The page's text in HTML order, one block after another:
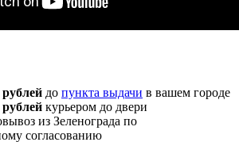
рублей до пункта выдачи в вашем городе
рублей курьером до двери
из Зеленограда по
согласованию